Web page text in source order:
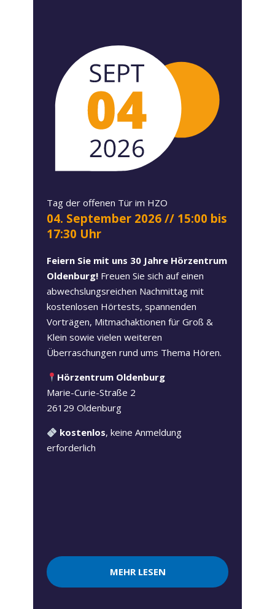
Tag der offenen Tür im HZO
04. September 2026 // 15:00 bis
17:30 Uhr
Feiern Sie mit uns 30 Jahre Hörzentrum
Oldenburg! Freuen Sie sich auf einen
abwechslungsreichen Nachmittag mit
kostenlosen Hörtests, spannenden
Vorträgen, Mitmachaktionen für Groß &
Klein sowie vielen weiteren
Überraschungen rund ums Thema Hören.
Hörzentrum Oldenburg
Marie-Curie-Straße 2
26129 Oldenburg
kostenlos, keine Anmeldung
erforderlich
MEHR LESEN